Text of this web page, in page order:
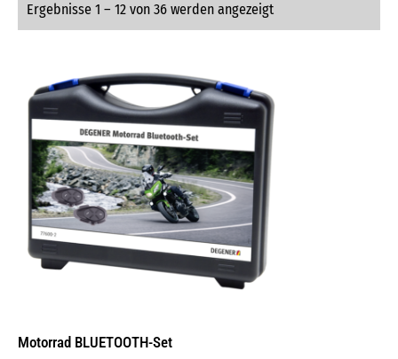
Ergebnisse 1 – 12 von 36 werden angezeigt
Motorrad BLUETOOTH-Set